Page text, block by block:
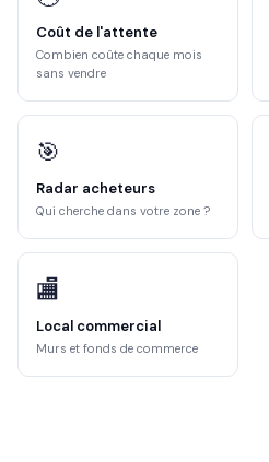
Coût de l'attente
Combien coûte chaque mois
sans vendre
🎯
Radar acheteurs
Qui cherche dans votre zone ?
🏬
Local commercial
Murs et fonds de commerce